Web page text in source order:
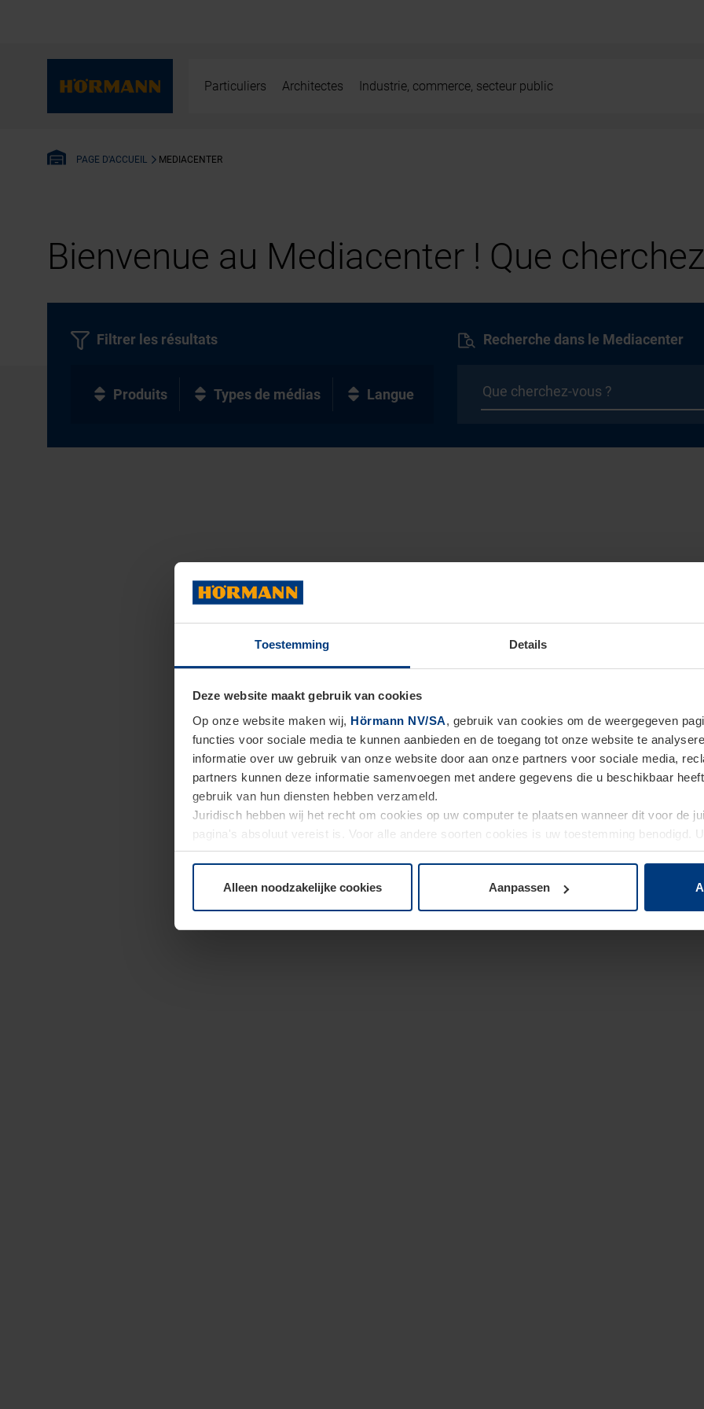
Toestemming Details
Deze website maakt gebruik van cookies
Op onze website maken wij, Hörmann NV/SA, gebruik van cookies om de weergegeven
functies voor sociale media te kunnen aanbieden en de toegang tot onze website te
informatie over uw gebruik van onze website door aan onze partners voor sociale media,
partners kunnen deze informatie samenvoegen met andere gegevens die u beschikbaar
gebruik van hun diensten hebben verzameld.
Juridisch hebben wij het recht om cookies op uw computer te plaatsen wanneer dit voor de
pagina's absoluut vereist is. Voor alle andere soorten cookies is uw toestemming benodigd.
moment bij de uitleg van de cookies op paginaPrivacyverklaringop onze website wijzigen
Alleen noodzakelijke cookies Aanpassen
Particuliers Architectes Industrie, commerce, secteur public
PAGE D'ACCUEIL MEDIACENTER
Bienvenue au Mediacenter ! Que
Recherche dans le Mediacenter
Filtrer les résultats
Produits Types de médias Langue